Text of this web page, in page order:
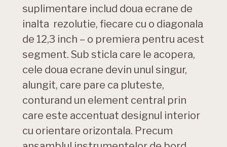
suplimentare includ doua ecrane de
inalta rezolutie, fiecare cu o diagonala
de 12,3 inch – o premiera pentru acest
segment. Sub sticla care le acopera,
cele doua ecrane devin unul singur,
alungit, care pare ca pluteste,
conturand un element central prin
care este accentuat designul interior
cu orientare orizontala. Precum